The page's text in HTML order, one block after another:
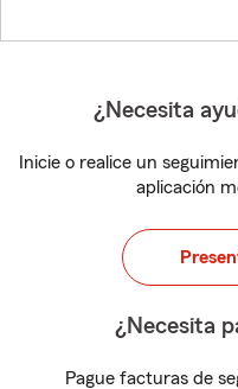
¿Necesita
Inicie o realice un
aplicación
¿Necesita
Pague facturas de